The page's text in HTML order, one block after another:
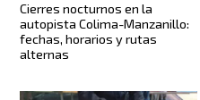
Cierres nocturnos en la
autopista Colima-Manzanillo:
fechas, horarios y rutas
alternas